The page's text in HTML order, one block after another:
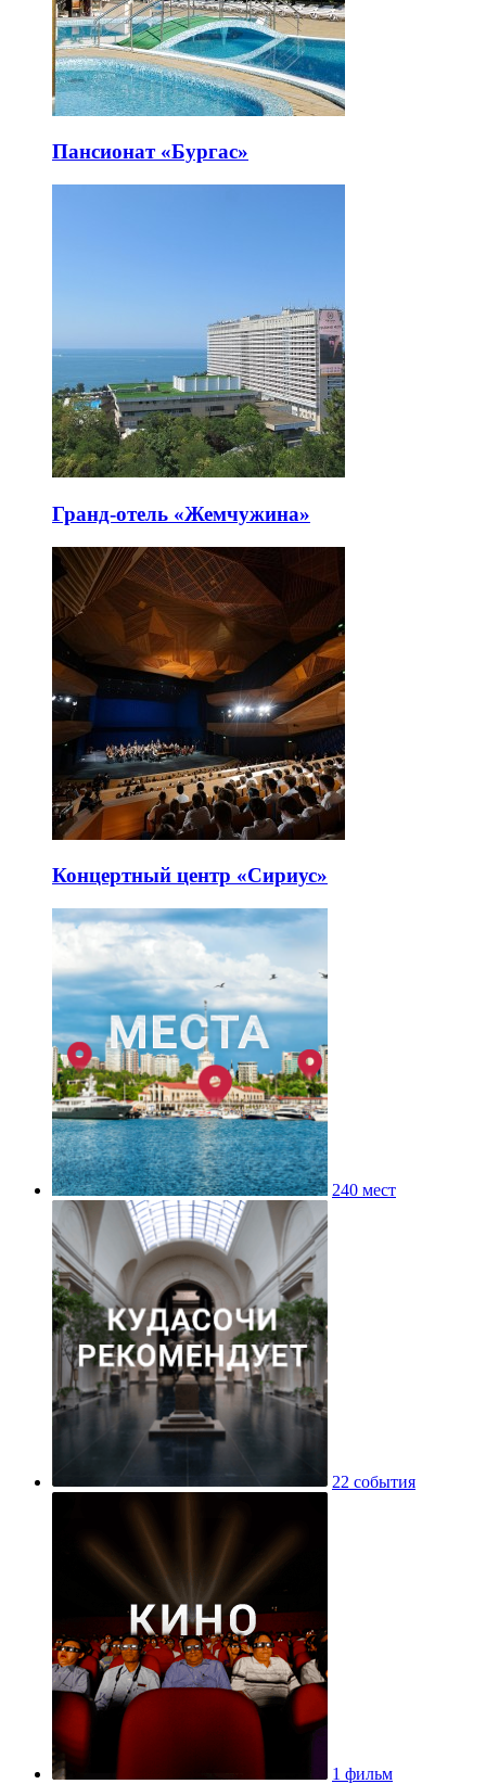
Пансионат «Бургас»
Гранд-отель «Жемчужина»
Концертный центр «Сириус»
240 мест
22 события
1 фильм